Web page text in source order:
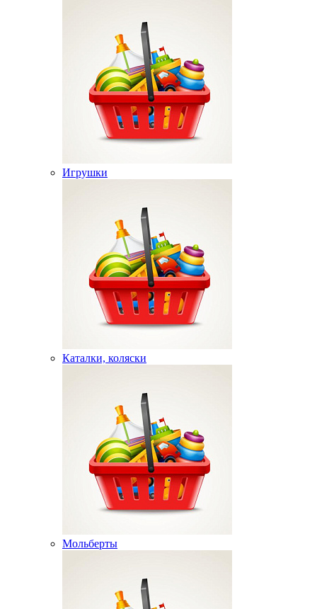
Игрушки
Каталки, коляски
Мольберты